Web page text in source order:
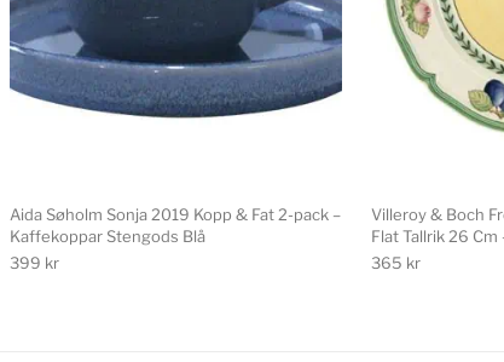
Aida Søholm Sonja 2019 Kopp & Fat 2-pack –
Kaffekoppar Stengods Blå
399 kr
Villeroy & Boch
Flat Tallrik 26
365 kr